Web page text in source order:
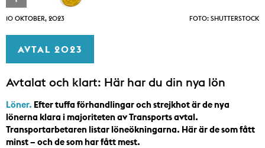
10 OKTOBER, 2023 FOTO: SHUTTERSTOCK
AVTAL 2023
Avtalat och klart: Här har du din nya lön
Löner. Efter tuffa förhandlingar och strejkhot är de nya
lönerna klara i majoriteten av Transports avtal.
Transportarbetaren listar löneökningarna. Här är de som fått
minst – och de som har fått mest.